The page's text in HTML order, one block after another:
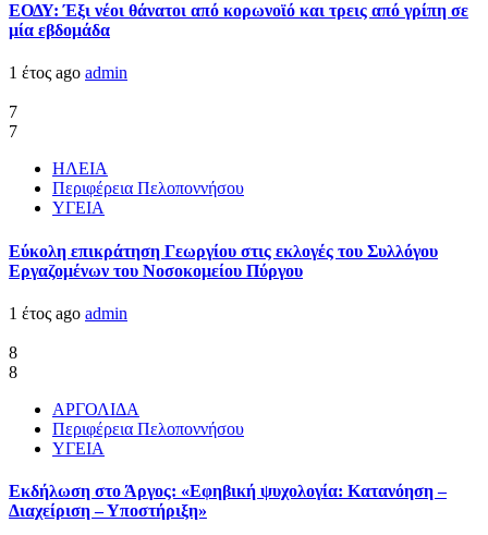
ΕΟΔΥ: Έξι νέοι θάνατοι από κορωνοϊό και τρεις από γρίπη σε
μία εβδομάδα
1 έτος ago admin
7
7
ΗΛΕΙΑ
Περιφέρεια Πελοποννήσου
ΥΓΕΙΑ
Εύκολη επικράτηση Γεωργίου στις εκλογές του Συλλόγου
Εργαζομένων του Νοσοκομείου Πύργου
1 έτος ago admin
8
8
ΑΡΓΟΛΙΔΑ
Περιφέρεια Πελοποννήσου
ΥΓΕΙΑ
Εκδήλωση στο Άργος: «Εφηβική ψυχολογία: Κατανόηση –
Διαχείριση – Υποστήριξη»